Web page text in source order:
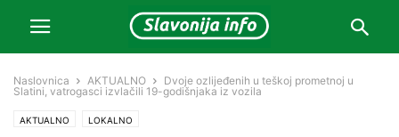
Naslovnica AKTUALNO
Dvoje ozlijeđenih u teškoj prometnoj u
Slatini, vatrogasci izvlačili 19-godišnjaka iz vozila
AKTUALNO LOKALNO